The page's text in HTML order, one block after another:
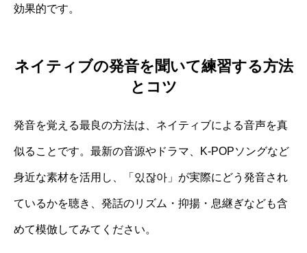
効果的です。
ネイティブの発音を聞いて練習する方法
とコツ
発音を覚える最良の方法は、ネイティブによる音声を真
似ることです。最新の音源やドラマ、K-POPソングなど
身近な素材を活用し、「있잖아」が実際にどう発音され
ているかを聴き、発話のリズム・抑揚・息継ぎなども含
めて模倣してみてください。